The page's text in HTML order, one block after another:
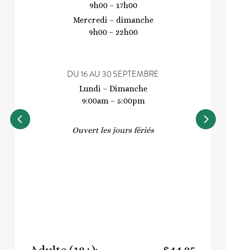
Previous
9h00 – 17h00
Mercredi – dimanche
9h00 – 22h00
DU 16 AU 30 SEPTEMBRE
Lundi – Dimanche
9:00am – 5:00pm
Ouvert les jours fériés
Next